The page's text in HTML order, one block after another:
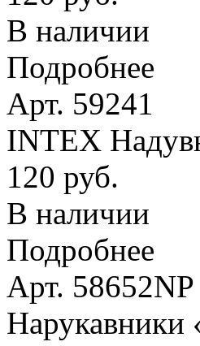
В наличии
Подробнее
Арт. 59241
INTEX
120 руб.
В наличии
Подробнее
Арт. 58652NP
Нарукавники